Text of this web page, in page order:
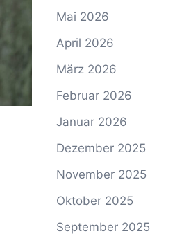
Mai 2026
April 2026
März 2026
Februar 2026
Januar 2026
Dezember 2025
November 2025
Oktober 2025
September 2025